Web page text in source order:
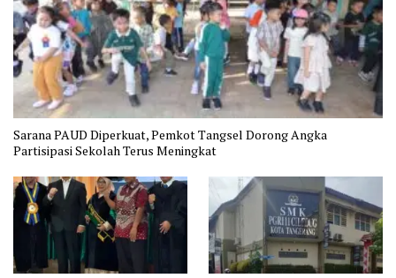
Sarana PAUD Diperkuat, Pemkot Tangsel Dorong Angka
Partisipasi Sekolah Terus Meningkat